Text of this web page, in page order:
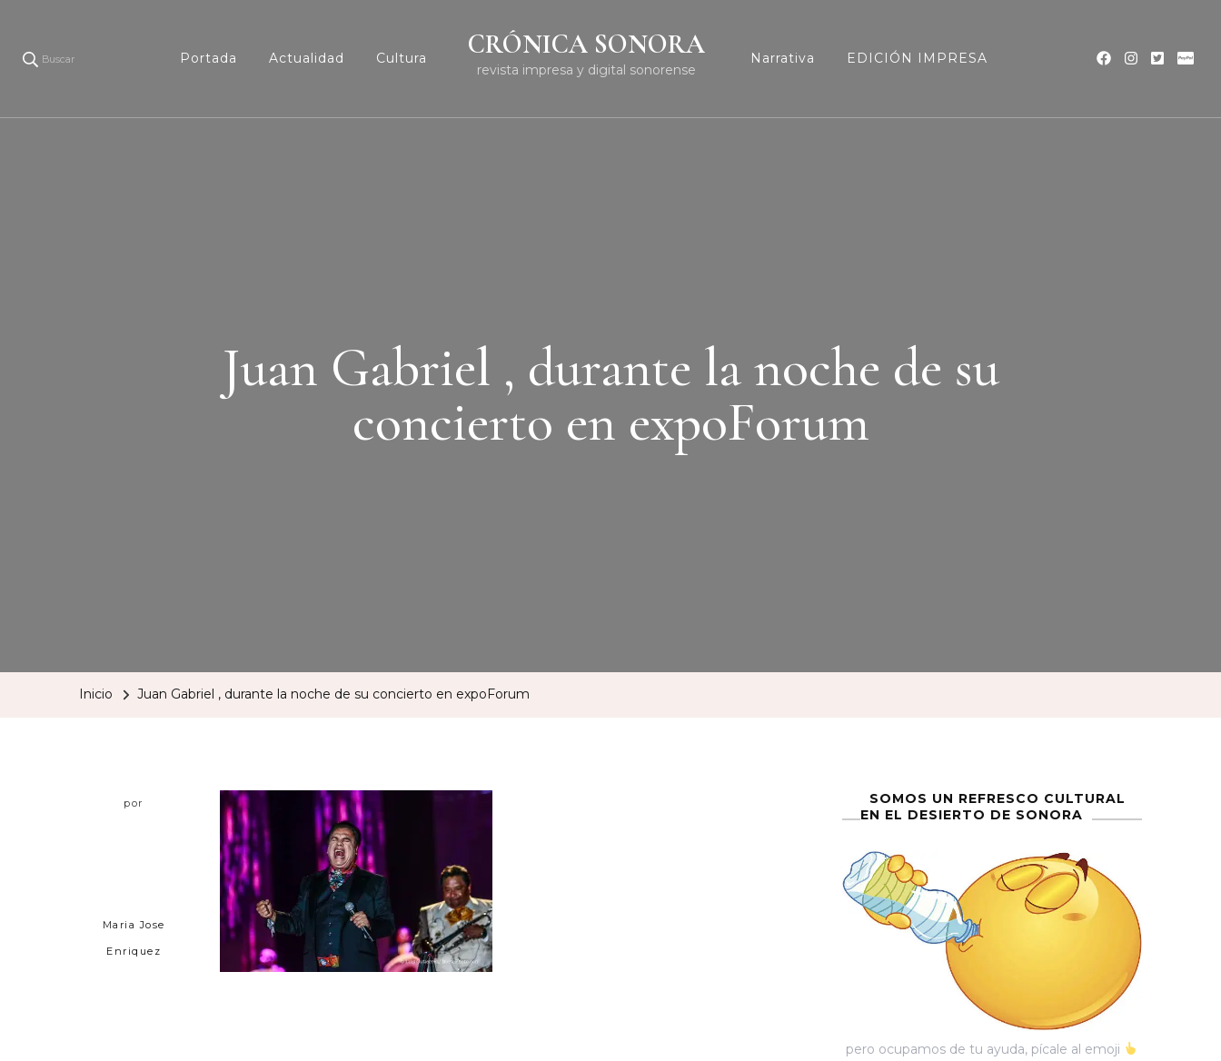
Buscar Portada Actualidad Cultura CRÓNICA SONORA
revista impresa y digital sonorense
Narrativa EDICIÓN IMPRESA
Juan Gabriel , durante la noche de su
concierto en expoForum
Inicio Juan Gabriel , durante la noche de su concierto en expoForum
por
Maria Jose
Enriquez
SOMOS UN REFRESCO CULTURAL
EN EL DESIERTO DE SONORA
pero ocupamos de tu ayuda, pícale al emoji